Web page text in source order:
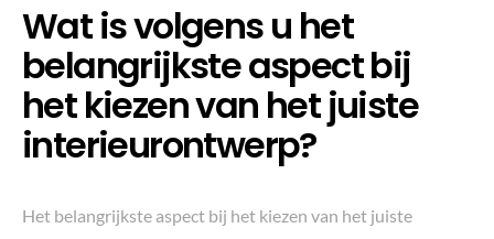
Wat is volgens u het
belangrijkste aspect bij
het kiezen van het juiste
interieurontwerp?
Het belangrijkste aspect bij het kiezen van het juiste